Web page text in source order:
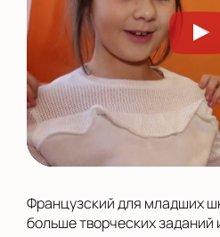
Французский для младших
больше творческих заданий